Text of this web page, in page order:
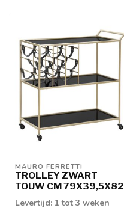
MAURO FERRETTI
TROLLEY ZWART
TOUW CM 79X39,5X82
Levertijd: 1 tot 3 weken